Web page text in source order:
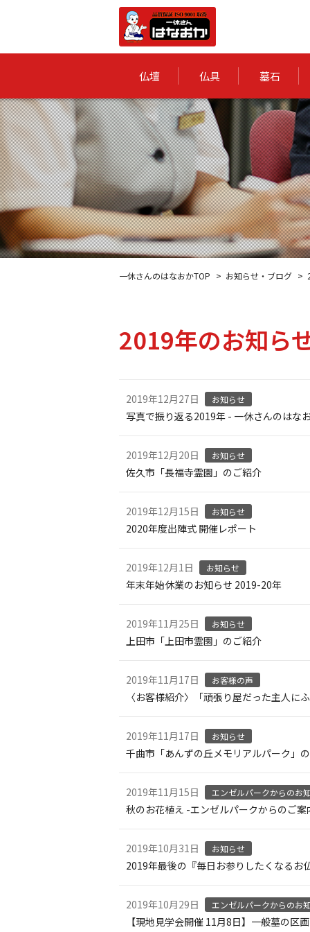
仏壇 仏具 墓石
一休さんのはなおかTOP お知らせ・ブログ
2019年のお知ら
2019年12月27日 お知らせ
写真で振り返る2019年 - 一休さんのはな
2019年12月20日 お知らせ
佐久市「長福寺霊園」のご紹介
2019年12月15日 お知らせ
2020年度出陣式 開催レポート
2019年12月1日 お知らせ
年末年始休業のお知らせ 2019-20年
2019年11月25日 お知らせ
上田市「上田市霊園」のご紹介
2019年11月17日 お客様の声
〈お客様紹介〉「頑張り屋だった主人に
2019年11月17日 お知らせ
千曲市「あんずの丘メモリアルパーク」
2019年11月15日 エンゼルパークからのお
秋のお花植え -エンゼルパークからのご
2019年10月31日 お知らせ
2019年最後の『毎日お参りしたくなるお
2019年10月29日 エンゼルパークからのお
【現地見学会開催 11月8日】一般墓の区